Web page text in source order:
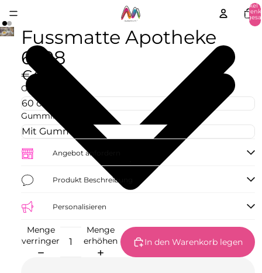
Artikel
Fussmatte Apotheke
6298
€42,73
Größe
Gummirand
Angebot anfordern
Produkt Beschreibung
Personalisieren
Menge
verringern
Menge
erhöhen
In den Warenkorb legen